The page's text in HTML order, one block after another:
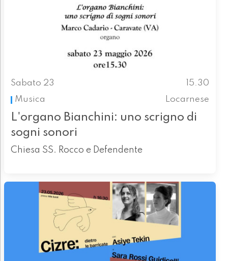
Sabato 23
15.30
Musica
Locarnese
L'organo Bianchini: uno scrigno di
sogni sonori
Chiesa SS. Rocco e Defendente